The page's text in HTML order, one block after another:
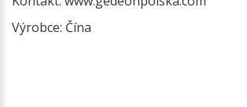
Výrobce: Čína